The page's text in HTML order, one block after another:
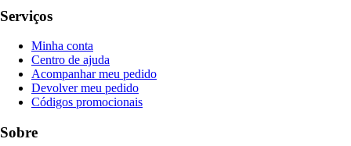
Serviços
Minha conta
Centro de ajuda
Acompanhar meu pedido
Devolver meu pedido
Códigos promocionais
Sobre